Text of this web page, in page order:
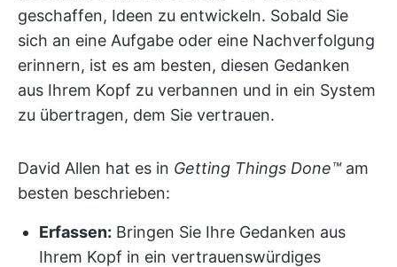
geschaffen, Ideen zu entwickeln. Sobald Sie
sich an eine Aufgabe oder eine Nachverfolgung
erinnern, ist es am besten, diesen Gedanken
aus Ihrem Kopf zu verbannen und in ein System
zu übertragen, dem Sie vertrauen.
David Allen hat es in Getting Things Done™am
besten beschrieben:
Erfassen: Bringen Sie Ihre Gedanken aus
Ihrem Kopf in ein vertrauenswürdiges